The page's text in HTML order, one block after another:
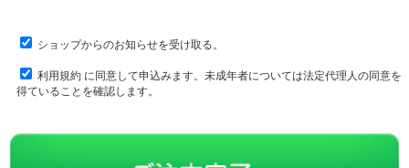
ショップからのお知らせを受け取る。
利用規約に同意して申込みます。未成年者については法定代理人の同意を
得ていることを確認します。